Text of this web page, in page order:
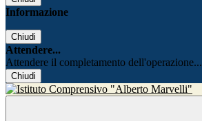
Informazione
Chiudi
Attendere...
Attendere il completamento dell'operazione...
Chiudi